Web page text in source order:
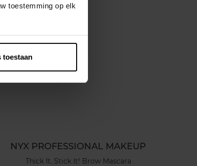
toestemming op elk
toestaan
NYX PROFESSIONAL MAKEUP
Thick It. Stick It! Brow Mascara